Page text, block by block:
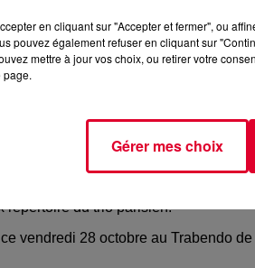
c’est aussi, etsurtout car leurs
ultra-communicatif.
décollera en novembre 2022,
laquelle ils nous avaient
on retrouvera tous les chanteurs
qui s’annonce complétement folle
répertoire du trio parisien.
vendredi 28 octobre au Trabendo
en cliquant sur "Accepter et fermer", ou
pouvez également refuser en cliquant sur
mettre à jour vos choix, ou retirer votre
page.
Gérer mes choix